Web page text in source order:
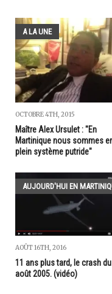
A LA UNE
OCTOBRE 4TH, 2015
Maître Alex Ursulet : "En
Martinique nous sommes
plein système putride"
AUJOURD'HUI EN
AOÛT 16TH, 2016
11 ans plus tard, le crash
août 2005. (vidéo)